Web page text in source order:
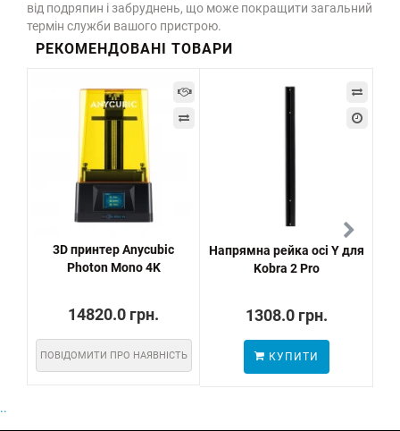
від подряпин і забруднень, що може покращити загальний
термін служби вашого пристрою.
РЕКОМЕНДОВАНІ ТОВАРИ
3D принтер Anycubic
Photon Mono 4K
14820.0 грн.
ПОВІДОМИТИ ПРО НАЯВНІСТЬ
Напрямна рейка осі Y для
Kobra 2 Pro
1308.0 грн.
КУПИТИ
..